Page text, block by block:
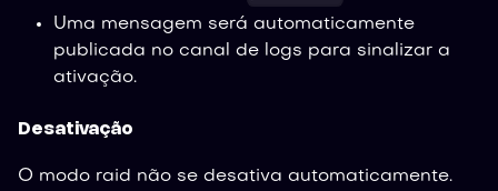
Uma mensagem será automaticamente
publicada no canal de logs para sinalizar a
ativação.
Desativação
O modo raid não se desativa automaticamente.